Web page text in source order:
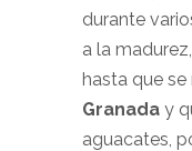
durante
a la
hasta que se
Granada y
aguacates,